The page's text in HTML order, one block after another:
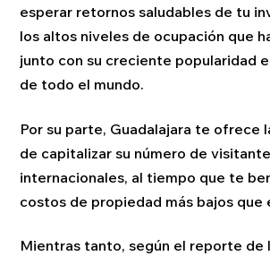
esperar retornos saludables de tu
los altos niveles de ocupación que
junto con su creciente popularidad
de todo el mundo.
Por su parte, Guadalajara te ofrece
de capitalizar su número de
internacionales, al tiempo que te
costos de propiedad más bajos que
Mientras tanto, según el reporte de